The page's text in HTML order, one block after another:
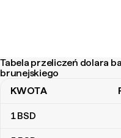
Tabela przeliczeń dolara
brunejskiego
Tabela przeliczeń dolara
KWOTA
1BSD